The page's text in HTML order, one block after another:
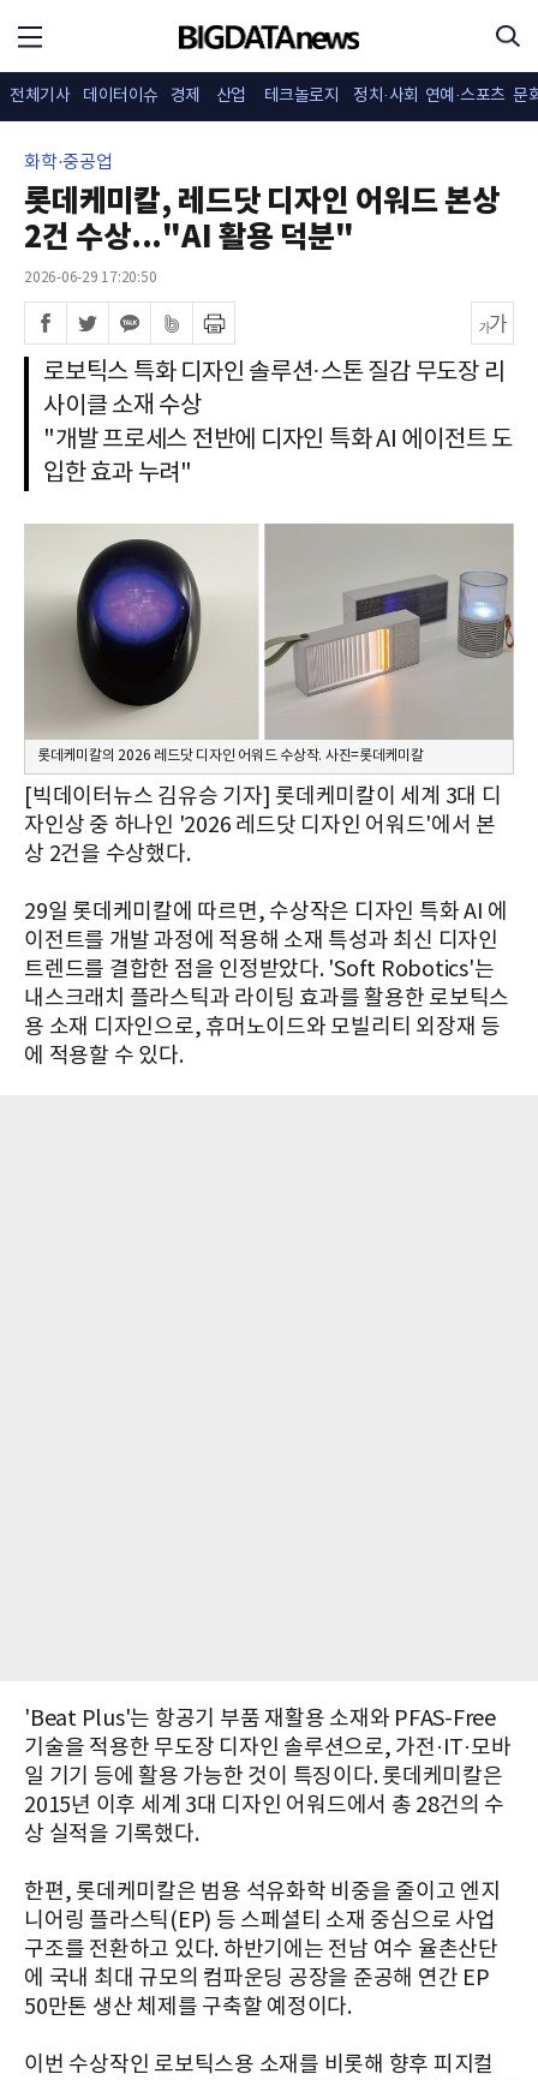
전체기사 데이터이슈 경제 산업 테크놀로지 정치·사회 연예·스포츠 문
화학·중공업
롯데케미칼, 레드닷 디자인 어워드 본상
2건 수상..."AI 활용 덕분"
2026-06-29 17:20:50
로보틱스 특화 디자인 솔루션·스톤 질감 무도장 리
사이클 소재 수상
"개발 프로세스 전반에 디자인 특화 AI 에이전트 도
입한 효과 누려"
롯데케미칼의 2026 레드닷 디자인 어워드 수상작. 사진=롯데케미칼
[빅데이터뉴스 김유승 기자] 롯데케미칼이 세계 3대 디
자인상 중 하나인 '2026 레드닷 디자인 어워드'에서 본
상 2건을 수상했다.
29일 롯데케미칼에 따르면, 수상작은 디자인 특화 AI 에
이전트를 개발 과정에 적용해 소재 특성과 최신 디자인
트렌드를 결합한 점을 인정받았다. 'Soft Robotics'는
내스크래치 플라스틱과 라이팅 효과를 활용한 로보틱스
용 소재 디자인으로, 휴머노이드와 모빌리티 외장재 등
에 적용할 수 있다.
'Beat Plus'는 항공기 부품 재활용 소재와 PFAS-Free
기술을 적용한 무도장 디자인 솔루션으로, 가전·IT·모바
일 기기 등에 활용 가능한 것이 특징이다. 롯데케미칼은
2015년 이후 세계 3대 디자인 어워드에서 총 28건의 수
상 실적을 기록했다.
한편, 롯데케미칼은 범용 석유화학 비중을 줄이고 엔지
니어링 플라스틱(EP) 등 스페셜티 소재 중심으로 사업
구조를 전환하고 있다. 하반기에는 전남 여수 율촌산단
에 국내 최대 규모의 컴파운딩 공장을 준공해 연간 EP
50만톤 생산 체제를 구축할 예정이다.
이번 수상작인 로보틱스용 소재를 비롯해 향후 피지컬